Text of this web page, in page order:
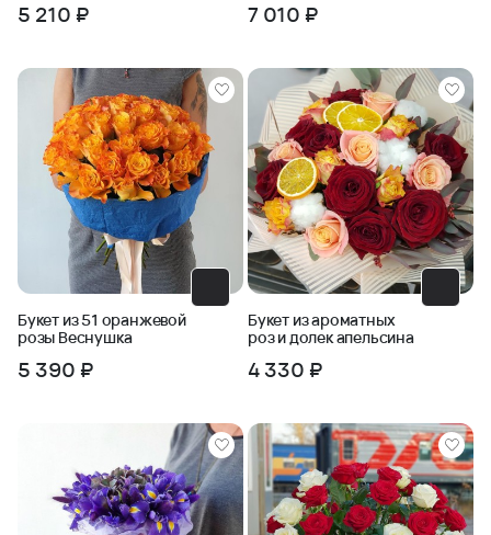
5 210 ₽ 7 010 ₽
Букет из 51 оранжевой
розы Веснушка
5 390 ₽
Букет из ароматных
роз и долек апельсина
4 330 ₽